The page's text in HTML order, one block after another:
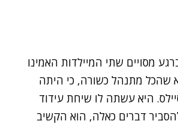
מסויים שתי המיילדות האמינו
שהכל מתנהל כשורה, כי היתה
היא עשתה לו שיחת עידוד
דברים כאלה, הוא הקשיב